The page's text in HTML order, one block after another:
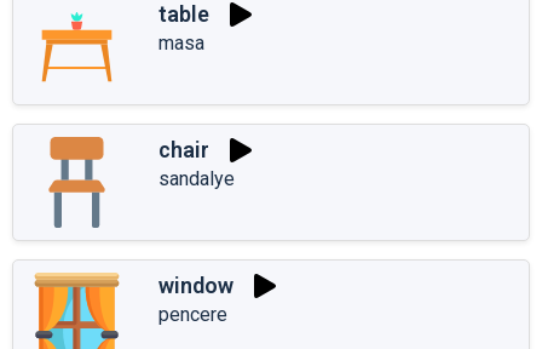
table
masa
chair
sandalye
window
pencere